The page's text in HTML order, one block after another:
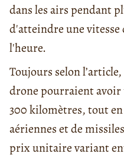
dans les airs pendant
d'atteindre une vitesse
l'heure.
Toujours selon
drone pourraient avoir
300 kilomètres, tout
aériennes et de
prix unitaire variant